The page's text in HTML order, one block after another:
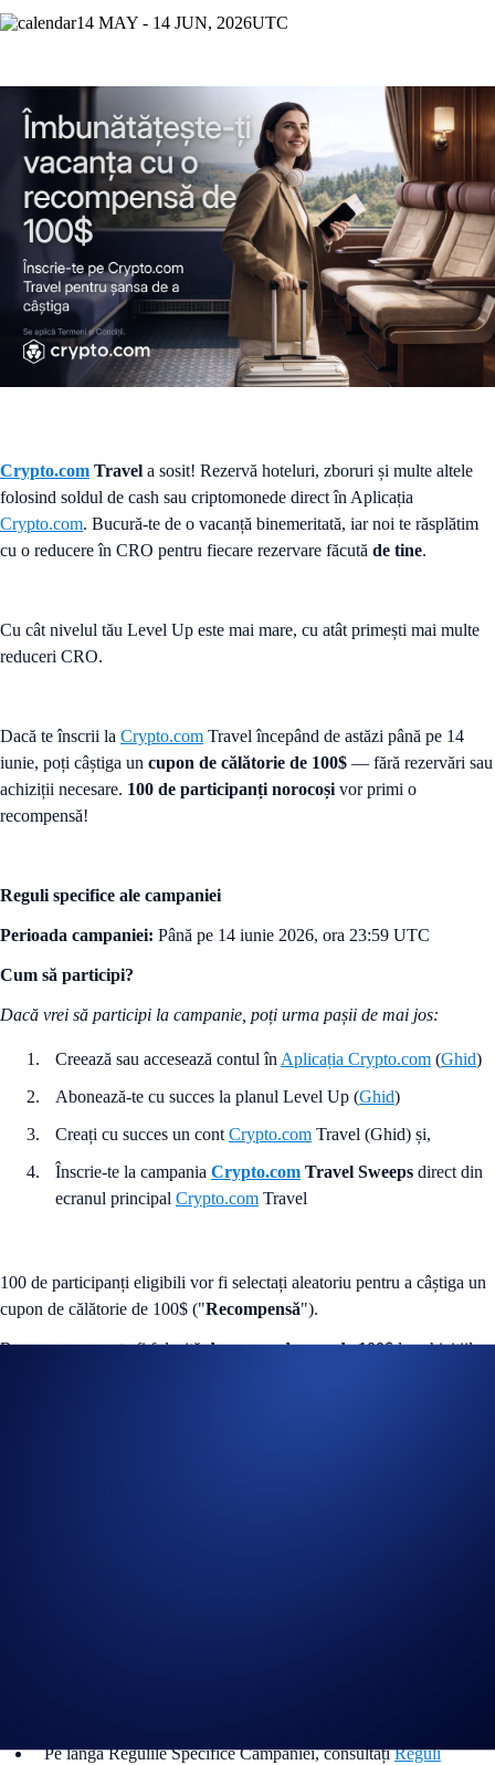
14 MAY - 14 JUN, 2026UTC
Crypto.com Travel a sosit! Rezervă hoteluri, zboruri și multe altele
folosind soldul de cash sau criptomonede direct în Aplicația
Crypto.com. Bucură-te de o vacanță binemeritată, iar noi te răsplătim
cu o reducere în CRO pentru fiecare rezervare făcută de tine.
Cu cât nivelul tău Level Up este mai mare, cu atât primești mai multe
reduceri CRO.
Dacă te înscrii la Crypto.com Travel începând de astăzi până pe 14
iunie, poți câștiga un cupon de călătorie de 100$ — fără rezervări sau
achiziții necesare. 100 de participanți norocoși vor primi o
recompensă!
Reguli specifice ale campaniei
Perioada campaniei: Până pe 14 iunie 2026, ora 23:59 UTC
Cum să participi?
Dacă vrei să participi la campanie, poți urma pașii de mai jos:
Creează sau accesează contul în Aplicația Crypto.com (Ghid)
Abonează-te cu succes la planul Level Up (Ghid)
Creați cu succes un cont Crypto.com Travel (Ghid) și,
Înscrie-te la campania Crypto.com Travel Sweeps direct din
ecranul principal Crypto.com Travel
100 de participanți eligibili vor fi selectați aleatoriu pentru a câștiga un
cupon de călătorie de 100$ ("Recompensă").
Recompensa poate fi folositădoarcareducere de 100$la achizițiile
Pe lângă Regulile Specifice Campaniei, consultațiReguli